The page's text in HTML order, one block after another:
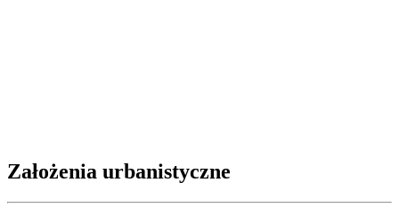
Założenia urbanistyczne